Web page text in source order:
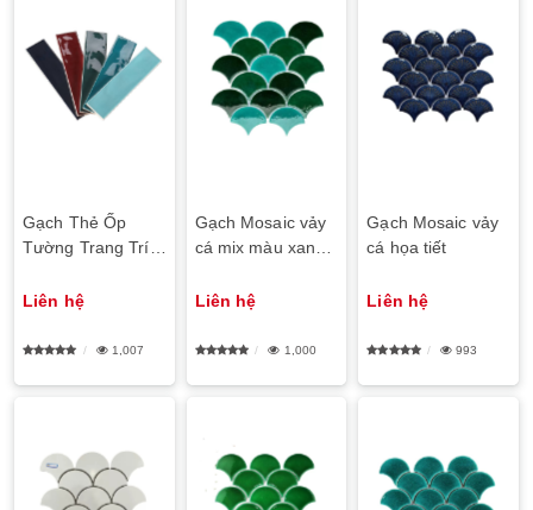
Gạch Thẻ Ốp
Tường Trang Trí
Liên hệ
1,007
Gạch Mosaic vảy
cá mix màu xanh
Liên hệ
1,000
Gạch Mosaic vảy
cá họa tiết
Liên hệ
993